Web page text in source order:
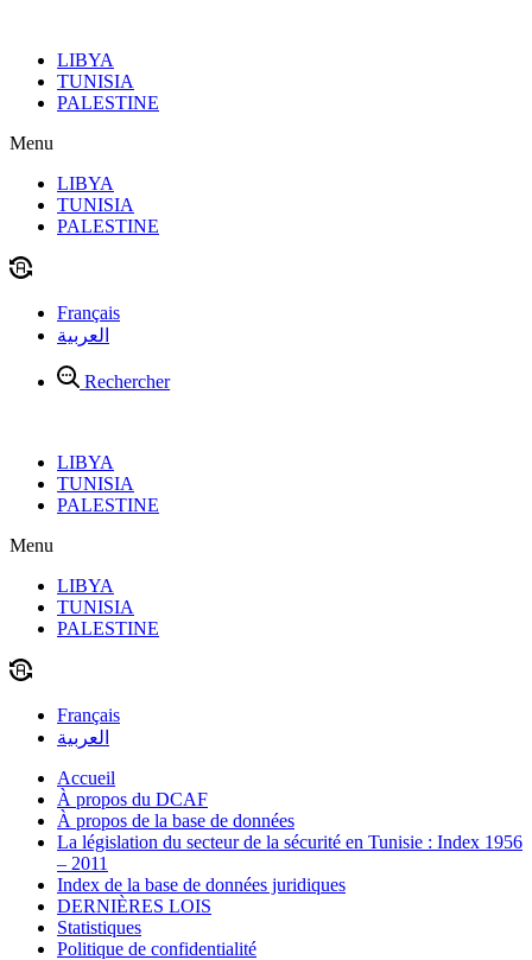
contenuLIBYA
TUNISIA
PALESTINE
Menu
LIBYA
TUNISIA
PALESTINE
Français
العربية
Rechercher
LIBYA
TUNISIA
PALESTINE
Menu
LIBYA
TUNISIA
PALESTINE
Français
العربية
Accueil
À propos du DCAF
À propos de la base de données
La législation du secteur de la sécurité en Tunisie : Index 1956
– 2011
Index de la base de données juridiques
DERNIÈRES LOIS
Statistiques
Politique de confidentialité